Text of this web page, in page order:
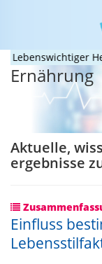
Herz-
Ernährung
Aktuelle,
ergebnisse
Einfluss